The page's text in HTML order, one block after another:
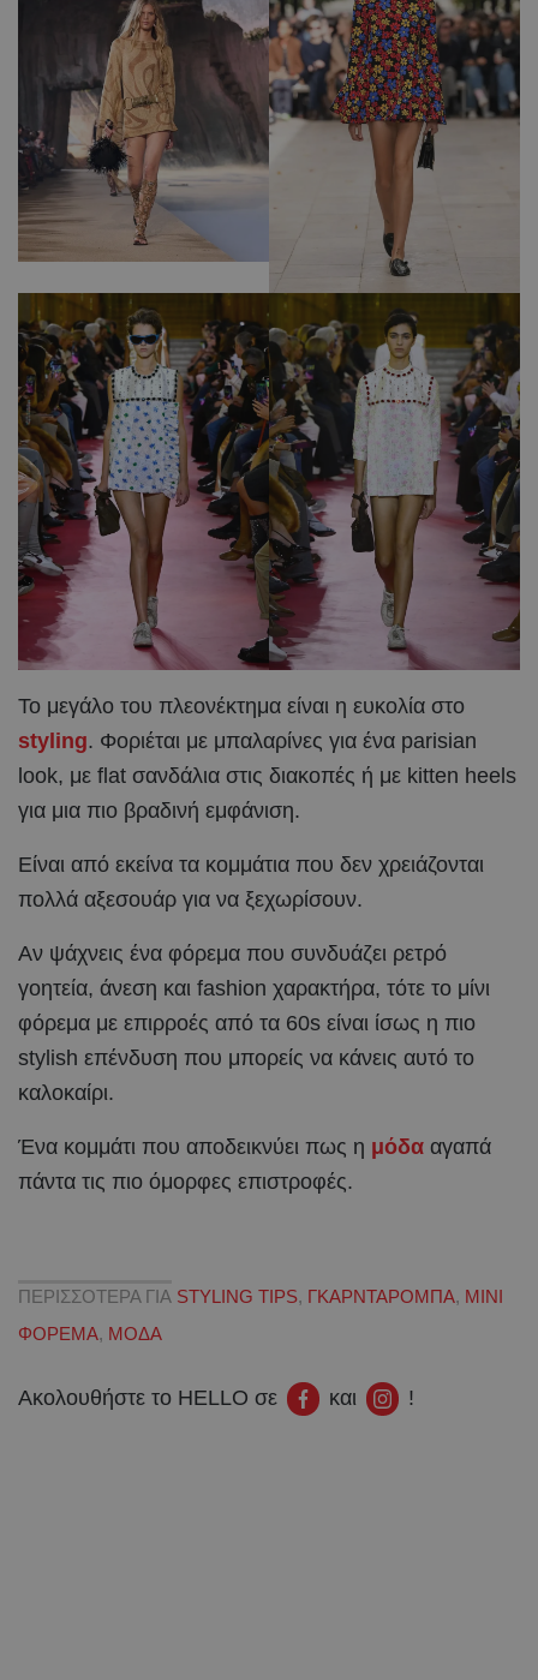
Το μεγάλο του πλεονέκτημα είναι η ευκολία στο
styling. Φοριέται με μπαλαρίνες για ένα parisian
look, με flat σανδάλια στις διακοπές ή με kitten heels
για μια πιο βραδινή εμφάνιση.
Είναι από εκείνα τα κομμάτια που δεν χρειάζονται
πολλά αξεσουάρ για να ξεχωρίσουν.
Αν ψάχνεις ένα φόρεμα που συνδυάζει ρετρό
γοητεία, άνεση και fashion χαρακτήρα, τότε το μίνι
φόρεμα με επιρροές από τα 60s είναι ίσως η πιο
stylish επένδυση που μπορείς να κάνεις αυτό το
καλοκαίρι.
Ένα κομμάτι που αποδεικνύει πως η μόδα αγαπά
πάντα τις πιο όμορφες επιστροφές.
ΠΕΡΙΣΣΟΤΕΡΑ ΓΙΑ STYLING TIPS, ΓΚΑΡΝΤΑΡΟΜΠΑ, ΜΙΝΙ
ΦΟΡΕΜΑ, ΜΟΔΑ
Ακολουθήστε το HELLO σε και !